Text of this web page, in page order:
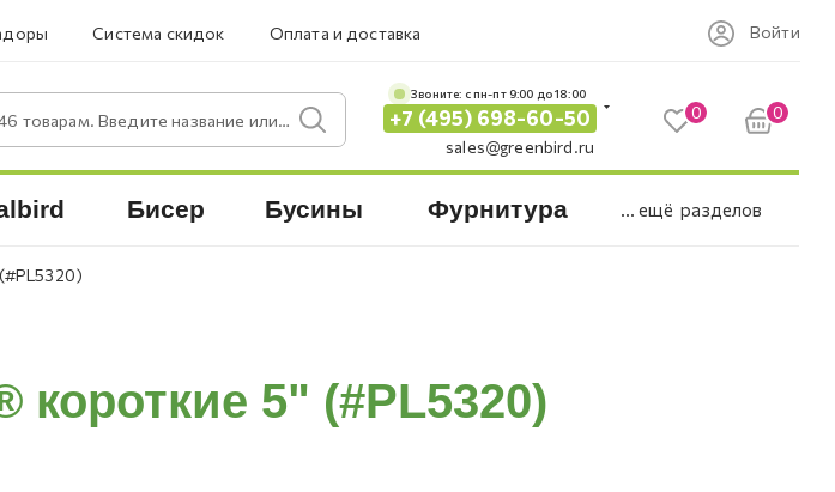
Система скидок Оплата и доставка Войти
товарам. Введите название или артикул.
Звоните: c пн-пт 9:00 до 18:00
+7 (495) 698-60-50
sales@greenbird.ru
0 0
Бисер Бусины Фурнитура ... ещё разделов
короткие 5" (#PL5320)